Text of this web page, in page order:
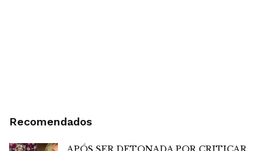
Recomendados